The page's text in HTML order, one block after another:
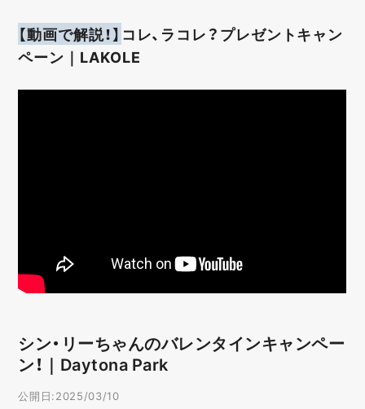
【動画で解説！】 コレ、ラコレ？プレゼントキャン
ペーン｜LAKOLE
シン・リーちゃんのバレンタインキャンペー
ン！｜Daytona Park
公開日:2025/03/10